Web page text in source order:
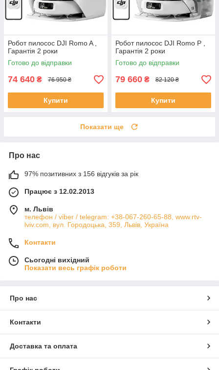
Робот пилосос DJI Romo A ,
Гарантія 2 роки
Готово до відправки
74 640 ₴ 76 950 ₴
Купити
Робот пилосос DJI Romo P ,
Гарантія 2 роки
Готово до відправки
79 660 ₴ 82 120 ₴
Купити
Показати ще
Про нас
97% позитивних з 156 відгуків за рік
Працює з 12.02.2013
м. Львів
телефон / viber / telegram: +38-067-260-65-88, www.rtv-
lviv.com, вул. Городоцька, 359, Львів, Україна
Контакти
Сьогодні вихідний
Показати весь графік роботи
Про нас
Контакти
Доставка та оплата